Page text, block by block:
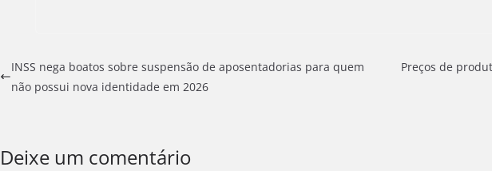
INSS nega boatos sobre suspensão de aposentadorias para quem
não possui nova identidade em 2026
Preços de
Deixe um comentário